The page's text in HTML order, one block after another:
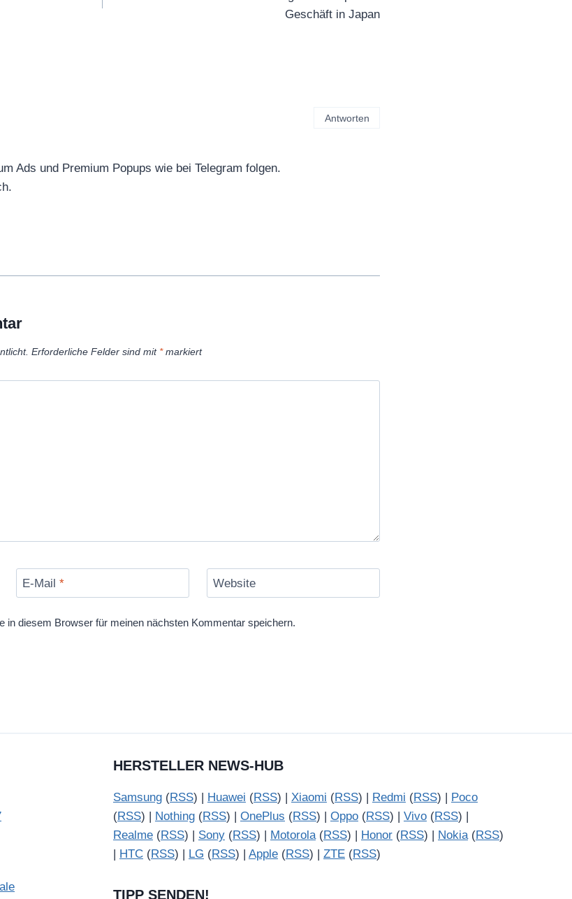
Geschäft in Japan
Ads und Premium Popups wie bei Telegram folgen.
Antworten
Erforderliche Felder sind mit *markiert
E-Mail * Website
in diesem Browser für meinen nächsten Kommentar speichern.
HERSTELLER NEWS-HUB
Samsung (RSS) | Huawei (RSS) | Xiaomi (RSS) | Redmi (RSS) | Poco
(RSS) | Nothing (RSS) | OnePlus (RSS) | Oppo (RSS) | Vivo (RSS) |
Realme (RSS) | Sony (RSS) | Motorola(RSS) | Honor (RSS) | Nokia(RSS)
| HTC (RSS) | LG (RSS) | Apple (RSS) | ZTE (RSS)
TIPP SENDEN!